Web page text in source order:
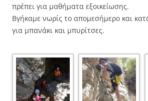
πρέπει για μαθήματα εξοικείωσης.
Βγήκαμε νωρίς το απομεσήμερο και
για μπανάκι και μπυρίτσες.